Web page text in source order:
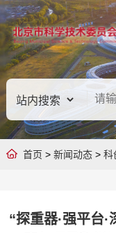
首页 > 新闻动态> 科
“探重器·强平台